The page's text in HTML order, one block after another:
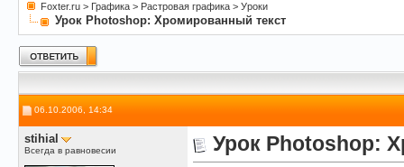
Foxter.ru > Графика > Растровая графика > Уроки
Урок Photoshop: Хромированный текст
06.10.2006, 14:34
stihial
Всегда в равновесии Урок Photoshop: